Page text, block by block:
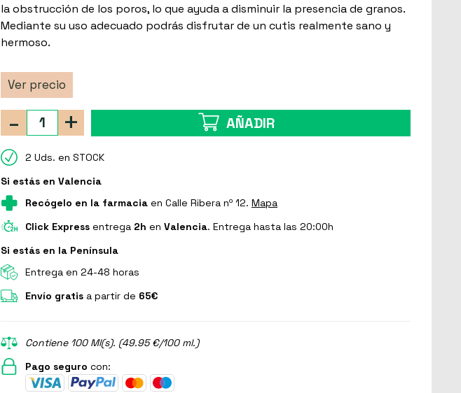
la obstrucción de los poros, lo que ayuda a disminuir la presencia de granos.
Mediante su uso adecuado podrás disfrutar de un cutis realmente sano y
hermoso.
Ver precio
+
- AÑADIR
2 Uds. en STOCK
Si estás en Valencia
Recógelo en la farmacia en Calle Ribera nº 12. Mapa
Click Express entrega 2h en Valencia. Entrega hasta las 20:00h
Si estás en la Península
Entrega en 24-48 horas
Envío gratis a partir de 65€
Contiene 100 Ml(s). (49.95 €/100 ml.)
Pago seguro con: